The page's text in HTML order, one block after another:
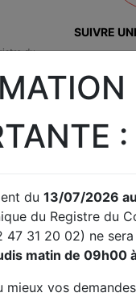
du
SUIVRE
dossier
sociaux
Fond /
:
du 13/07/2026
du Registre du
47 31 20 02) ne
matin de 09h00
mieux vos